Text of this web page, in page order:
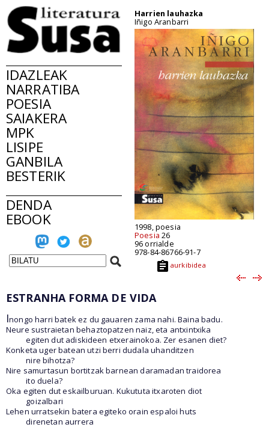
IDAZLEAK
NARRATIBA
POESIA
SAIAKERA
MPK
LISIPE
GANBILA
BESTERIK
DENDA
EBOOK
Harrien lauhazka
Iñigo Aranbarri
1998, poesia
Poesia 26
96 orrialde
978-84-86766-91-7
aurkibidea
ESTRANHA FORMA DE VIDA
Inongo harri batek ez du gauaren zama nahi. Baina badu.
Neure sustraietan behaztopatzen naiz, eta antxintxika
egiten dut adiskideen etxerainokoa. Zer esanen diet?
Konketa uger batean utzi berri dudala uhanditzen
nire bihotza?
Nire samurtasun bortitzak barnean daramadan traidorea
ito duela?
Oka egiten dut eskailburuan. Kukututa itxaroten diot
goizalbari
Lehen urratsekin batera egiteko orain espaloi huts
direnetan aurrera